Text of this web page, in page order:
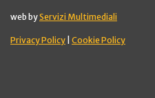
web byServizi Multimediali
Privacy Policy Cookie Policy